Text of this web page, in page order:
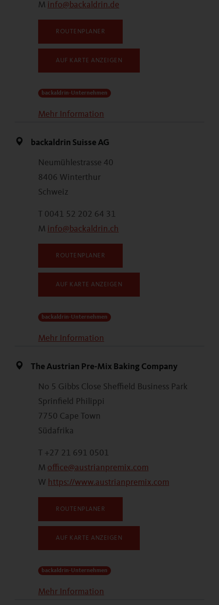
M info@backaldrin.de
ROUTENPLANER
AUF KARTE ANZEIGEN
backaldrin-Unternehmen
Mehr Information
backaldrin Suisse AG
Neumühlestrasse 40
8406 Winterthur
Schweiz
T 0041 52 202 64 31
M info@backaldrin.ch
ROUTENPLANER
AUF KARTE ANZEIGEN
backaldrin-Unternehmen
Mehr Information
The Austrian Pre-Mix Baking Company
No 5 Gibbs Close Sheffield Business Park
Sprinfield Philippi
7750 Cape Town
Südafrika
T +27 21 691 0501
M office@austrianpremix.com
W https://www.austrianpremix.com
ROUTENPLANER
AUF KARTE ANZEIGEN
backaldrin-Unternehmen
Mehr Information